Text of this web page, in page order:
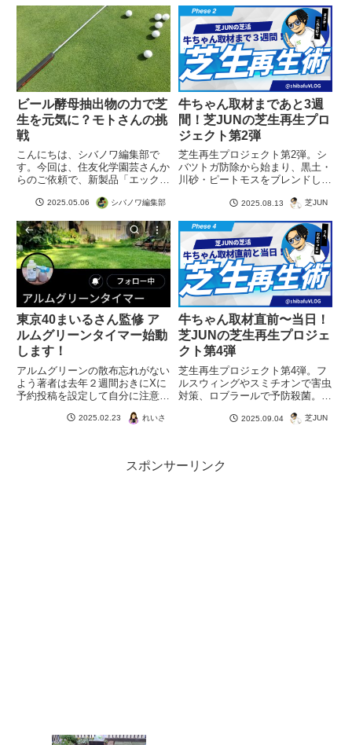
グリーン」。漢方生薬で日本唯一
続きを読む
ビール酵母抽出物の力で芝
生を元気に？モトさんの挑
戦
こんにちは、シバノワ編集部で
す。今回は、住友化学園芸さんか
らのご依頼で、新製品「エックス
タートしたというワクワクのご報
は、ビール酵母抽出物をベースに
したバイオステミュラント成分配
合の続きを読む
2025.05.06 シバノワ編集部
牛ちゃん取材まであと3週
間！芝JUNの芝生再生プロ
ジェクト第2弾
芝生再生プロジェクト第2弾。シ
バツトガ防除から始まり、黒土・
川砂・ピートモスをブレンドした
修。均しと散水で仕上げます。
2025.08.13 芝JUN
東京40まいるさん監修 ア
ルムグリーンタイマー始動
します！
アルムグリーンの散布忘れがない
よう著者は去年２週間おきにXに
予約投稿を設定して自分に注意喚
ーワーの評判に(?)。今年はそれ
2025.02.23 れいさ
牛ちゃん取材直前〜当日！
芝JUNの芝生再生プロジェ
クト第4弾
芝生再生プロジェクト第4弾。フ
ルスウィングやスミチオンで害虫
対策、ロブラールで予防殺菌。ア
げ、牛ちゃん取材に挑みました。
2025.09.04 芝JUN
スポンサーリンク